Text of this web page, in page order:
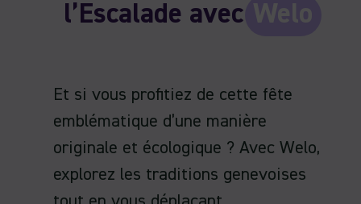
l’Escalade avec Welo
Et si vous profitiez de cette fête
emblématique d’une manière
originale et écologique ? Avec Welo,
explorez les traditions genevoises